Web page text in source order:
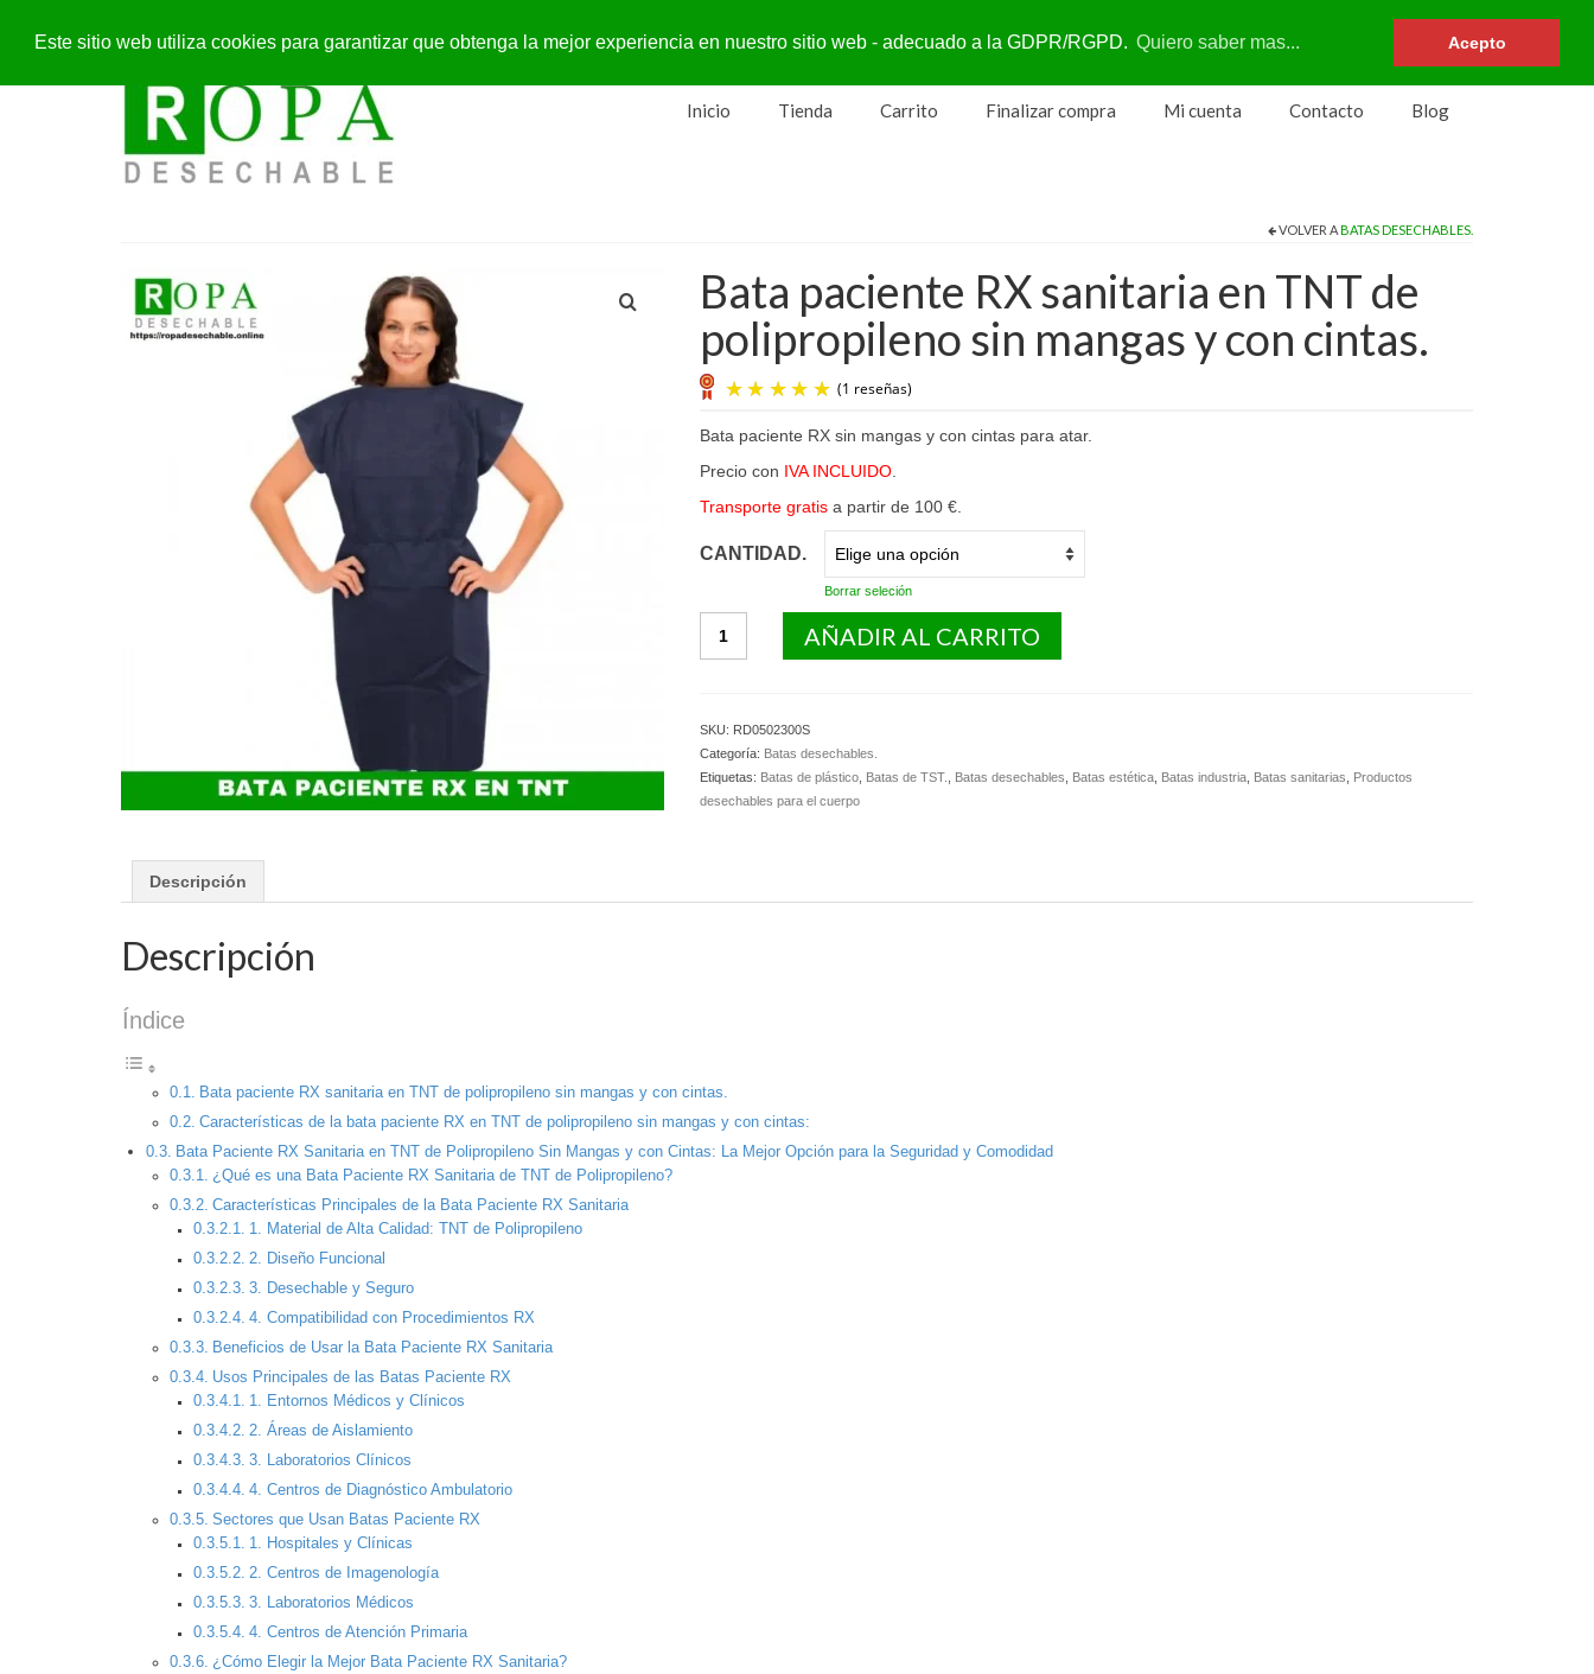
Este sitio web utiliza cookies para garantizar que obtenga la mejor experiencia en nuestro sitio web - adecuado a la GDPR/RGPD. Quiero saber mas... Acepto
Su carrito-0€
Inicio Tienda Carrito Finalizar compra Mi cuenta Contacto Blog
VOLVER ABATAS DESECHABLES.
Bata paciente RX sanitaria en TNT de
polipropileno sin mangas y con cintas.
Bata paciente RX sin mangas y con cintas para atar.
Precio con IVA INCLUIDO.
Transporte gratisa partir de 100 €.
CANTIDAD.
Borrar seleción
paciente
polipropileno
cintas.
AÑADIR AL CARRITO
SKU: RD0502300S
Categoría: Batas desechables.
Etiquetas: Batas de plástico, Batas de TST. Batas desechables Batas estética, Batas industria, Batas sanitarias
Productos
desechables para el cuerpo
Descripción
Descripción
Índice
Bata paciente RX sanitaria en TNT de polipropileno sin mangas y con cintas.
Características de la bata paciente RX en TNT de polipropileno sin mangas y con cintas:
Bata Paciente RX Sanitaria en TNT de Polipropileno Sin Mangas y con Cintas: La Mejor Opción para la Seguridad y Comodidad
¿Qué es una Bata Paciente RX Sanitaria de TNT de Polipropileno?
Características Principales de la Bata Paciente RX Sanitaria
1. Material de Alta Calidad: TNT de Polipropileno
2. Diseño Funcional
3. Desechable y Seguro
4. Compatibilidad con Procedimientos RX
Beneficios de Usar la Bata Paciente RX Sanitaria
Usos Principales de las Batas Paciente RX
1. Entornos Médicos y Clínicos
2. Áreas de Aislamiento
3. Laboratorios Clínicos
4. Centros de Diagnóstico Ambulatorio
Sectores que Usan Batas Paciente RX
1. Hospitales y Clínicas
2. Centros de Imagenología
3. Laboratorios Médicos
4. Centros de Atención Primaria
¿Cómo Elegir la Mejor Bata Paciente RX Sanitaria?